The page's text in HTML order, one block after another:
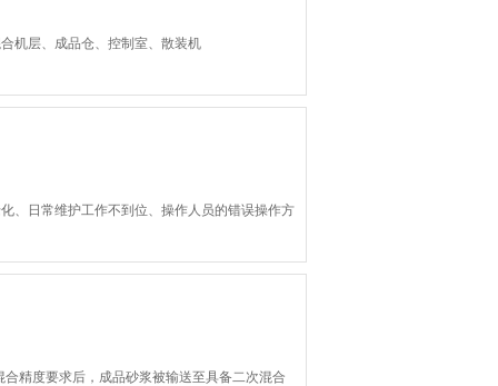
机层、成品仓、控制室、散装机
、日常维护工作不到位、操作人员的错误操作方
精度要求后，成品砂浆被输送至具备二次混合